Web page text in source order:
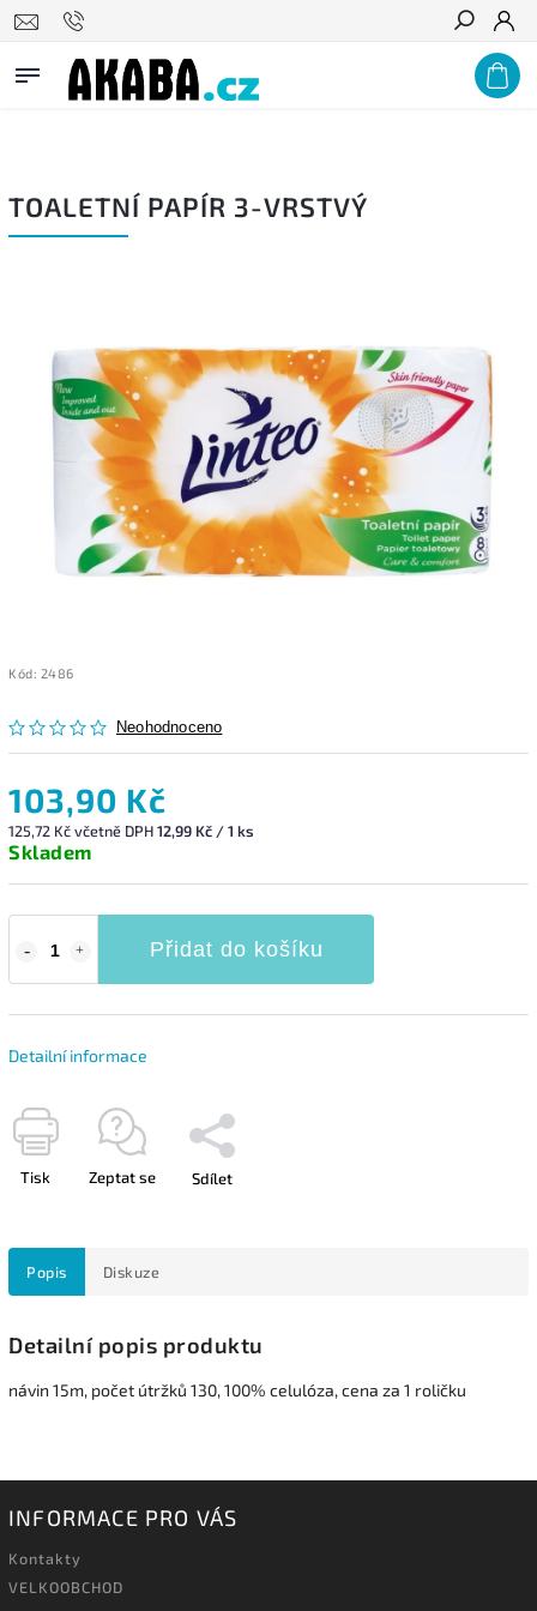
PODNIKŮM A ZDRAVOTNICKÝM ZAŘÍZENÍM NABÍZÍME VÝRAZNÉ
VELKOOBCHODNÍ SLEVY, POPTEJTE U NÁS! Hledat
TOALETNÍ PAPÍR 3-VRSTVÝ
Kód: 2486
Neohodnoceno
103,90 Kč
125,72 Kč včetně DPH12,99 Kč / 1 ks
Skladem
Přidat do košíku
Detailní informace
Tisk Zeptat se Sdílet
Popis Diskuze
Detailní popis produktu
návin 15m, počet útržků 130, 100% celulóza, cena za 1 roličku
INFORMACE PRO VÁS
Kontakty
VELKOOBCHOD